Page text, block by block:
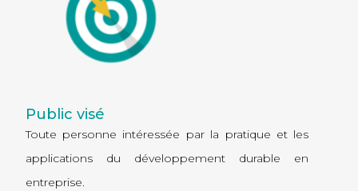
Public visé
Toute personne intéressée par la pratique et les
applications du développement durable en
entreprise.